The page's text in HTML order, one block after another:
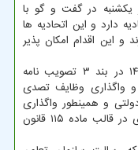
یکشنبه در گفت و گو با
دارد و این اتحادیه ها
و این اقدام امکان پذیر
هیات وزیران در تاریخ ششم اردیبهشت ۱۴۰۰ در بند ۳ تصویب نامه
شناسایی و واگذاری وظایف تصدی
و همینطور واگذاری
وظایف حاکمیتی آن به وزارت جهاد کشاورزی در قالب ماده ۱۱۵ قانون